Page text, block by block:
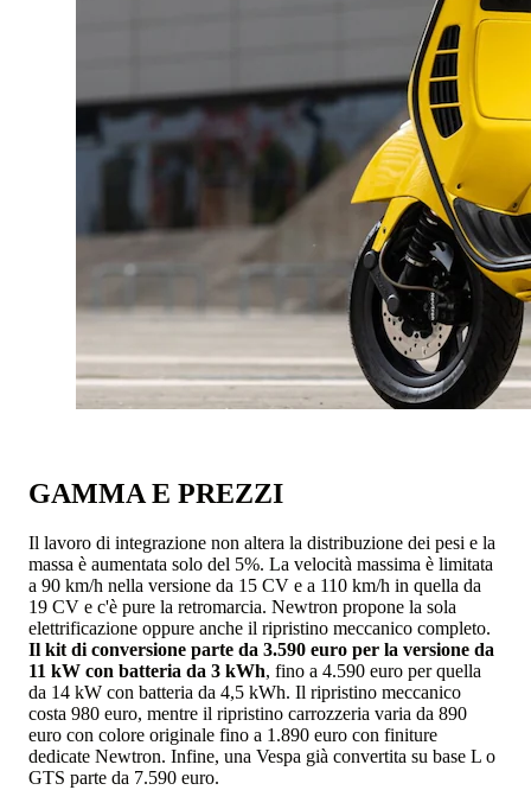
GAMMA E PREZZI
Il lavoro di integrazione non altera la distribuzione dei pesi e la
massa è aumentata solo del 5%. La velocità massima è limitata
a 90 km/h nella versione da 15 CV e a 110 km/h in quella da
19 CV e c'è pure la retromarcia. Newtron propone la sola
elettrificazione oppure anche il ripristino meccanico completo.
Il kit di conversione parte da 3.590 euro per la versione da
11 kW con batteria da 3 kWh, fino a 4.590 euro per quella
da 14 kW con batteria da 4,5 kWh. Il ripristino meccanico
costa 980 euro, mentre il ripristino carrozzeria varia da 890
euro con colore originale fino a 1.890 euro con finiture
dedicate Newtron. Infine, una Vespa già convertita su base L o
GTS parte da 7.590 euro.